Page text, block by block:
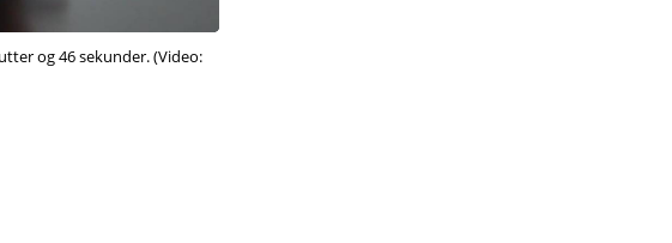
og 46 sekunder. (Video: